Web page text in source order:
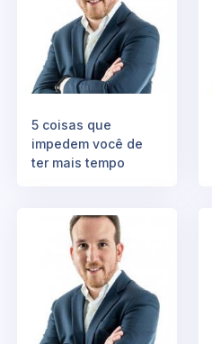
5 coisas que
impedem você de
ter mais tempo